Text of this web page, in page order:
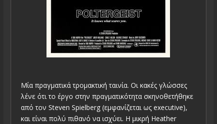
Μία πραγματικά τρομακτική ταινία. Οι κακές γλώσσες
λένε ότι το έργο στην πραγματικότητα σκηνοθετήθηκε
από τον Steven Spielberg (εμφανίζεται ως executive),
και είναι πολύ πιθανό να ισχύει. Η μικρή Heather